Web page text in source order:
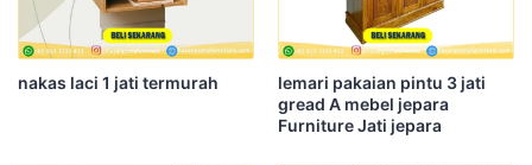
nakas laci 1 jati termurah
lemari pakaian pintu 3 jati
gread A mebel jepara
Furniture Jati jepara